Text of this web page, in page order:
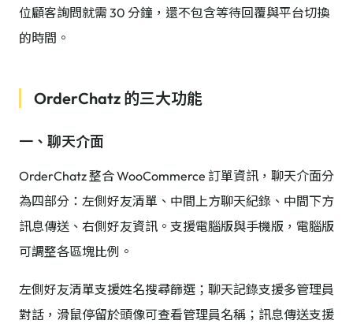
位顧客詢問就需 30 分鐘，還不包含等待回覆與平台切換
的時間。
OrderChatz 的三大功能
一、聊天介面
OrderChatz 整合 WooCommerce 訂單資訊，聊天介面分
為四部分：左側好友清單、中間上方聊天紀錄、中間下方
訊息傳送、右側好友資訊。支援電腦版與手機版，電腦版
可調整各區塊比例。
左側好友清單支援姓名搜尋篩選；聊天記錄支援多管理員
對話，滑鼠停留於頭像可查看管理員名稱；訊息傳送支援